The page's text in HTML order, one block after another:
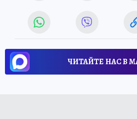
ЧИТАЙТЕ НАС В